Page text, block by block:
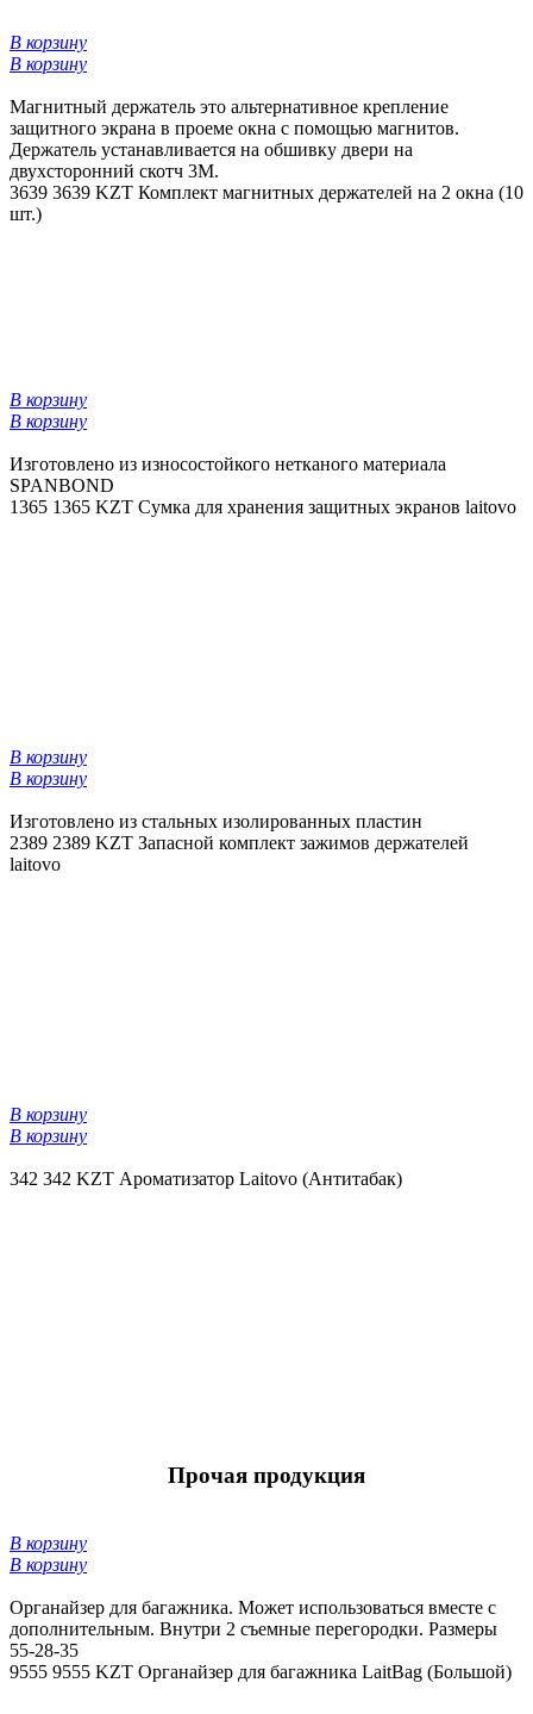
В корзину
В корзину
Магнитный держатель это альтернативное крепление
защитного экрана в проеме окна с помощью магнитов.
Держатель устанавливается на обшивку двери на
двухсторонний скотч 3М.
3639 3639 KZT Комплект магнитных держателей на 2 окна (10
шт.)
В корзину
В корзину
Изготовлено из износостойкого нетканого материала
SPANBOND
1365 1365 KZT Сумка для хранения защитных экранов laitovo
В корзину
В корзину
Изготовлено из стальных изолированных пластин
2389 2389 KZT Запасной комплект зажимов держателей
laitovo
В корзину
В корзину
342 342 KZT Ароматизатор Laitovo (Антитабак)
Прочая продукция
В корзину
В корзину
Органайзер для багажника. Может использоваться вместе с
дополнительным. Внутри 2 съемные перегородки. Размеры
55-28-35
9555 9555 KZT Органайзер для багажника LaitBag (Большой)